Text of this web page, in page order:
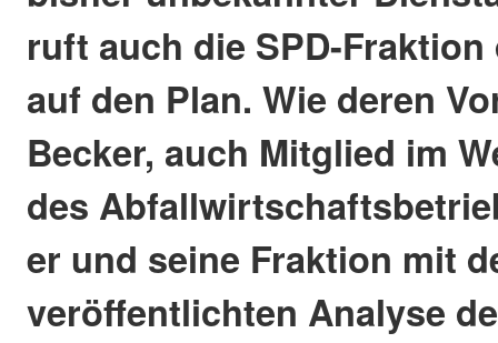
ruft auch die SPD-
auf den Plan. Wie deren
Becker, auch Mitglied im
des
er und seine Fraktion mit
veröffentlichten Analyse